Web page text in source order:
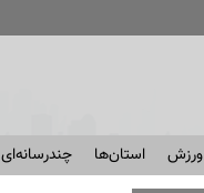
ورزش استان‌ها چندرسانه‌ای